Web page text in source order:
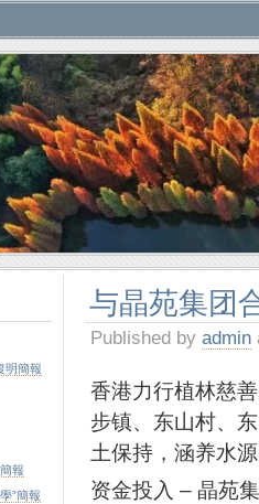
与晶苑集团
Published by admin
香港力行植林慈
步镇、东山村、
土保持，涵养水
资金投入 – 晶苑
明簡報
報
”簡報